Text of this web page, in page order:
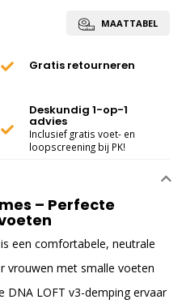
MAATTABEL
Gratis retourneren
Deskundig 1-op-1
advies
Inclusief gratis voet- en
loopscreening bij PK!
– Perfecte
een comfortabele, neutrale
vrouwen met smalle voeten
DNA LOFT v3-demping ervaar